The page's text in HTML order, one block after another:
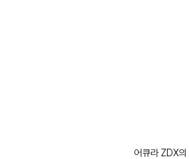
어큐라 ZDX의